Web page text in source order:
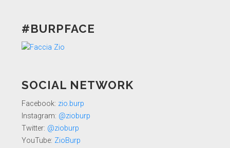
#BURPFACE
SOCIAL NETWORK
Facebook: zio.burp
Instagram: @zioburp
Twitter: @zioburp
YouTube: ZioBurp